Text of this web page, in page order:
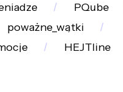
PQube
poważne_wątki
HEJTline